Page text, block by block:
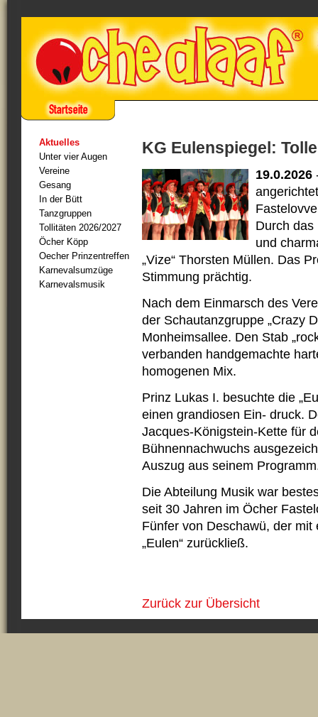
Aktuelles
Unter vier Augen
Vereine
Gesang
In der Bütt
Tanzgruppen
Tollitäten 2026/2027
Öcher Köpp
Oecher Prinzentreffen
Karnevalsumzüge
Karnevalsmusik
KG Eulenspiegel:
19.0.2026
Durch das
und
„Vize“ Thorsten Müllen. Das
Stimmung prächtig.
Nach dem Einmarsch des
der Schautanzgruppe „Crazy
Monheimsallee. Den Stab
verbanden handgemachte
homogenen Mix.
Prinz Lukas I. besuchte die
einen grandiosen Ein- druck.
Jacques-Königstein-Kette für
Bühnennachwuchs
Auszug aus seinem
Die Abteilung Musik war
seit 30 Jahren im Öcher
Fünfer von Deschawü, der
„Eulen“ zurückließ.
Zurück zur Übersicht